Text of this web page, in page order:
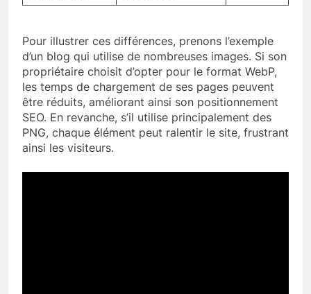
Pour illustrer ces différences, prenons l’exemple
d’un blog qui utilise de nombreuses images. Si son
propriétaire choisit d’opter pour le format WebP,
les temps de chargement de ses pages peuvent
être réduits, améliorant ainsi son positionnement
SEO. En revanche, s’il utilise principalement des
PNG, chaque élément peut ralentir le site, frustrant
ainsi les visiteurs.